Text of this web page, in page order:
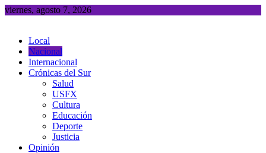
Saltar
viernes, agosto 7, 2026
Local
Nacional
Internacional
Crónicas del Sur
Salud
USFX
Cultura
Educación
Deporte
Justicia
Opinión